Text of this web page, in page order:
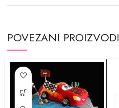
POVEZANI PROIZVODI